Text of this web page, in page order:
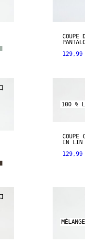
COUPE
129,99
100 %
COUPE
EN LIN
129,99